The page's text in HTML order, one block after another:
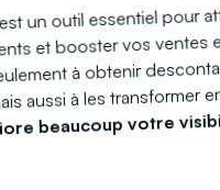
un outil essentiel pour
et booster vos ventes
à obtenir
aussi à les transformer
beaucoup votre